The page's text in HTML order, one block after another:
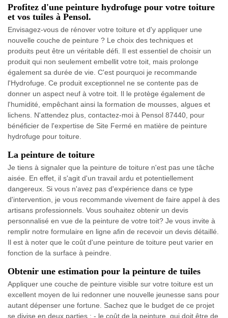
Profitez d'une peinture hydrofuge pour votre toiture
et vos tuiles à Pensol.
Envisagez-vous de rénover votre toiture et d'y appliquer une
nouvelle couche de peinture ? Le choix des techniques et
produits peut être un véritable défi. Il est essentiel de choisir un
produit qui non seulement embellit votre toit, mais prolonge
également sa durée de vie. C'est pourquoi je recommande
l'Hydrofuge. Ce produit exceptionnel ne se contente pas de
donner un aspect neuf à votre toit. Il le protège également de
l'humidité, empêchant ainsi la formation de mousses, algues et
lichens. N'attendez plus, contactez-moi à Pensol 87440, pour
bénéficier de l'expertise de Site Fermé en matière de peinture
hydrofuge pour toiture.
La peinture de toiture
Je tiens à signaler que la peinture de toiture n'est pas une tâche
aisée. En effet, il s'agit d'un travail ardu et potentiellement
dangereux. Si vous n'avez pas d'expérience dans ce type
d'intervention, je vous recommande vivement de faire appel à des
artisans professionnels. Vous souhaitez obtenir un devis
personnalisé en vue de la peinture de votre toit? Je vous invite à
remplir notre formulaire en ligne afin de recevoir un devis détaillé.
Il est à noter que le coût d'une peinture de toiture peut varier en
fonction de la surface à peindre.
Obtenir une estimation pour la peinture de tuiles
Appliquer une couche de peinture visible sur votre toiture est un
excellent moyen de lui redonner une nouvelle jeunesse sans pour
autant dépenser une fortune. Sachez que le budget de ce projet
se divise en deux parties : - le coût de la peinture, qui doit être de